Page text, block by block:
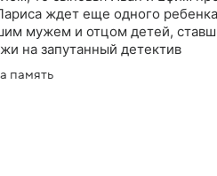
ждет еще одного
мужем и отцом детей,
на запутанный детектив
память